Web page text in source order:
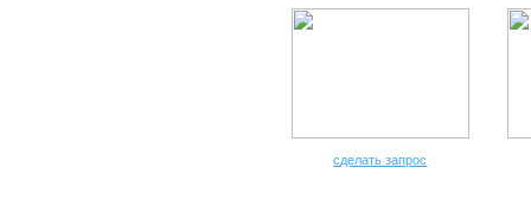
сделать запрос